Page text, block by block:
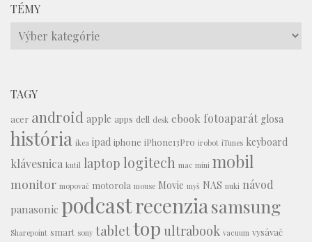
TÉMY
Témy
TAGY
acer android apple apps dell desk ebook fotoaparát glosa
história ikea ipad iphone iPhone13Pro irobot iTunes keyboard
klávesnica kutil laptop logitech mac mini mobil
monitor mopovač motorola mouse Movie myš NAS nuki návod
panasonic podcastrecenziasamsung
Sharepoint smart sony tablettop ultrabook vacuum vysávač